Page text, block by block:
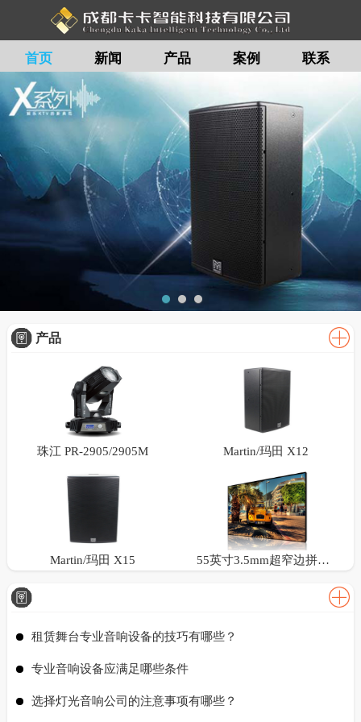
首页 新闻 产品 案例 联系
留言
产品
珠江 PR-2905/2905M Martin/玛田 X12
Martin/玛田 X15 55英寸3.5mm超窄边拼接屏
租赁舞台专业音响设备的技巧有哪些？
专业音响设备应满足哪些条件
选择灯光音响公司的注意事项有哪些？